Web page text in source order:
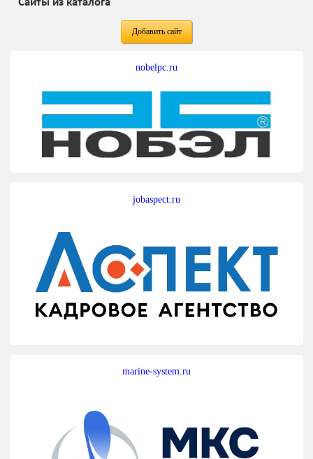
Сайты из каталога
Добавить сайт
nobelpc.ru
jobaspect.ru
marine-system.ru